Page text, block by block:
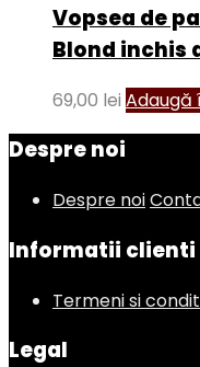
Vopsea de
Blond inchis
69,00 lei Adaugă
Despre noi
Despre noi
Informatii clienti
Termeni si
Legal